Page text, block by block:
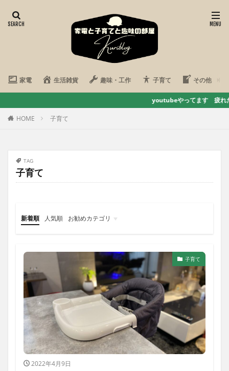
家電 生活雑貨 趣味・工作 子育て その他
youtubeやってます 疲れた心をハリちゃん
HOME 子育て
TAG
子育て
新着順 人気順
お勧めカテゴリ
子育て
2022年4月9日